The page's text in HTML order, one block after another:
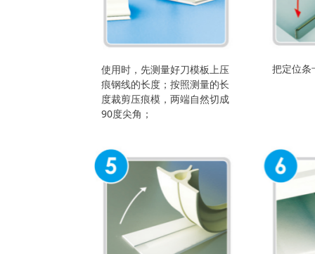
使用时，先测量好刀模板上压
痕钢线的长度；按照测量的长
度裁剪压痕模，两端自然切成
90度尖角；
把定位条